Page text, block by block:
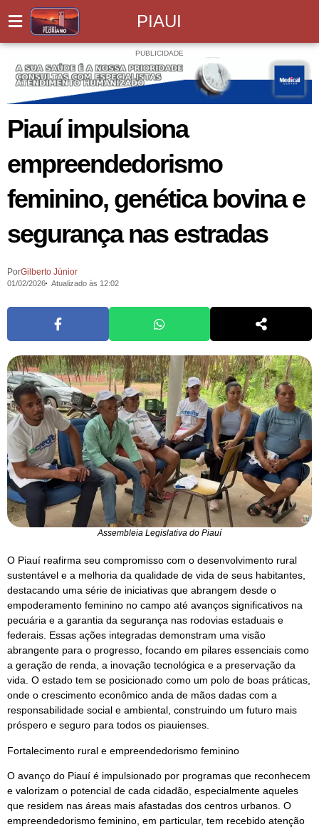
PIAUI
PUBLICIDADE
Piauí impulsiona
empreendedorismo
feminino, genética bovina e
segurança nas estradas
PorGilberto Júnior
01/02/2026 Atualizado às 12:02
Assembleia Legislativa do Piauí
O Piauí reafirma seu compromisso com o desenvolvimento rural
sustentável e a melhoria da qualidade de vida de seus habitantes,
destacando uma série de iniciativas que abrangem desde o
empoderamento feminino no campo até avanços significativos na
pecuária e a garantia da segurança nas rodovias estaduais e
federais. Essas ações integradas demonstram uma visão
abrangente para o progresso, focando em pilares essenciais como
a geração de renda, a inovação tecnológica e a preservação da
vida. O estado tem se posicionado como um polo de boas práticas,
onde o crescimento econômico anda de mãos dadas com a
responsabilidade social e ambiental, construindo um futuro mais
próspero e seguro para todos os piauienses.
Fortalecimento rural e empreendedorismo feminino
O avanço do Piauí é impulsionado por programas que reconhecem
e valorizam o potencial de cada cidadão, especialmente aqueles
que residem nas áreas mais afastadas dos centros urbanos. O
empreendedorismo feminino, em particular, tem recebido atenção